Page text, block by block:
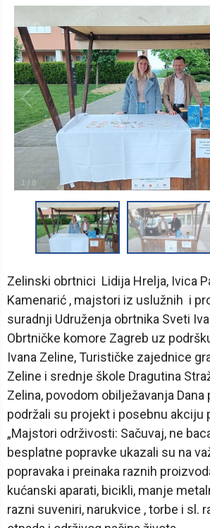
1 / 8
Zelinski obrtnici Lidija Hrelja, Ivica
Kamenarić , majstori iz uslužnih i
suradnji Udruženja obrtnika Sveti
Obrtničke komore Zagreb uz
Ivana Zeline, Turističke zajednice
Zeline i srednje škole Dragutina
Zelina, povodom obilježavanja
podržali su projekt i posebnu akciju
„Majstori održivosti: Sačuvaj, ne
besplatne popravke ukazali su na
popravaka i preinaka raznih
kućanski aparati, bicikli, manje
razni suveniri, narukvice , torbe i sl.